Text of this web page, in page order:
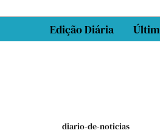
Edição Diária
diario-de-noticias